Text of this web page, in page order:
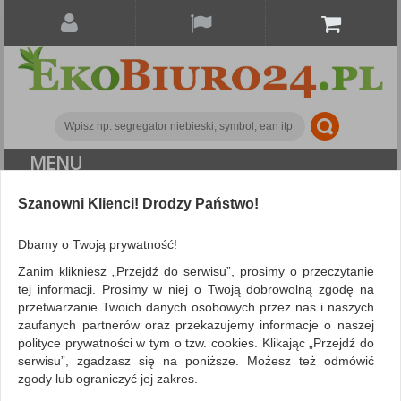
MENU
ALL CATEGORIES
Marka LINC
Szanowni Klienci! Drodzy Państwo!
Dbamy o Twoją prywatność!
Zanim klikniesz „Przejdź do serwisu”, prosimy o przeczytanie
tej informacji. Prosimy w niej o Twoją dobrowolną zgodę na
przetwarzanie Twoich danych osobowych przez nas i naszych
zaufanych partnerów oraz przekazujemy informacje o naszej
polityce prywatności w tym o tzw. cookies. Klikając „Przejdź do
serwisu”, zgadzasz się na poniższe. Możesz też odmówić
zgody lub ograniczyć jej zakres.